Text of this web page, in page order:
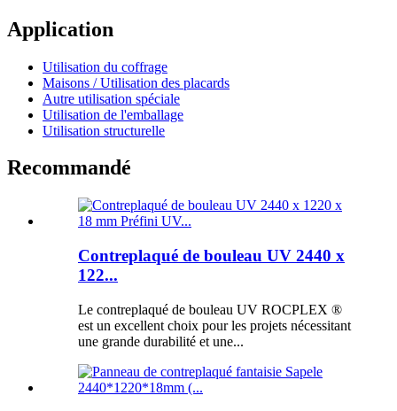
Application
Utilisation du coffrage
Maisons / Utilisation des placards
Autre utilisation spéciale
Utilisation de l'emballage
Utilisation structurelle
Recommandé
Contreplaqué de bouleau UV 2440 x
122...
Le contreplaqué de bouleau UV ROCPLEX ®
est un excellent choix pour les projets nécessitant
une grande durabilité et une...